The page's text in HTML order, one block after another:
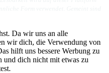
Da wir uns an alle
wir dich, die Verwendung von
hilft uns bessere Werbung zu
und dich nicht mit etwas zu